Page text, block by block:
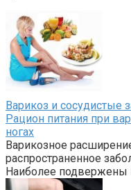
Варикоз и сосудистые
Рацион питания при
ногах
Варикозное
распространенное
Наиболее